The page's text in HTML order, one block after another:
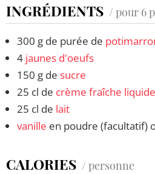
INGRÉDIENTS / pour 6
300 g de purée de
4 jaunes d'oeufs
150 g de sucre
25 cl de crème fraîche liquide
25 cl de lait
vanille en poudre (facultatif)
CALORIES / personne